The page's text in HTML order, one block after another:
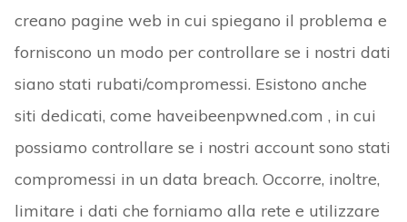
creano pagine web in cui spiegano il problema e
forniscono un modo per controllare se i nostri dati
siano stati rubati/compromessi. Esistono anche
siti dedicati, come haveibeenpwned.com , in cui
possiamo controllare se i nostri account sono stati
compromessi in un data breach. Occorre, inoltre,
limitare i dati che forniamo alla rete e utilizzare